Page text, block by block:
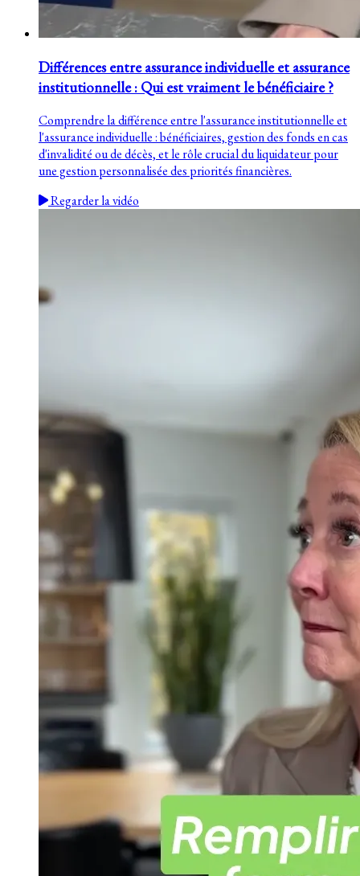
Différences entre assurance individuelle et assurance
institutionnelle : Qui est vraiment le bénéficiaire ?
Comprendre la différence entre l'assurance institutionnelle et
l'assurance individuelle : bénéficiaires, gestion des fonds en cas
d'invalidité ou de décès, et le rôle crucial du liquidateur pour
une gestion personnalisée des priorités financières.
Regarder la vidéo